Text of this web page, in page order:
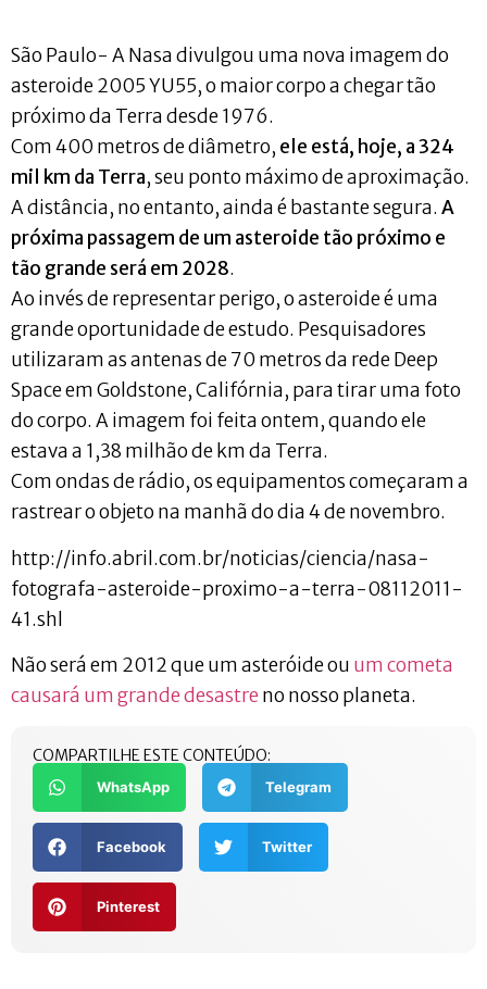
São Paulo- A Nasa divulgou uma nova imagem do
asteroide 2005 YU55, o maior corpo a chegar tão
próximo da Terra desde 1976.
Com 400 metros de diâmetro, ele está, hoje, a 324
mil km da Terra, seu ponto máximo de aproximação.
A distância, no entanto, ainda é bastante segura. A
próxima passagem de um asteroide tão próximo e
tão grande será em 2028.
Ao invés de representar perigo, o asteroide é uma
grande oportunidade de estudo. Pesquisadores
utilizaram as antenas de 70 metros da rede Deep
Space em Goldstone, Califórnia, para tirar uma foto
do corpo. A imagem foi feita ontem, quando ele
estava a 1,38 milhão de km da Terra.
Com ondas de rádio, os equipamentos começaram a
rastrear o objeto na manhã do dia 4 de novembro.
http://info.abril.com.br/noticias/ciencia/nasa-
fotografa-asteroide-proximo-a-terra-08112011-
41.shl
Não será em 2012 que um asteróide ou um cometa
causará um grande desastre no nosso planeta.
COMPARTILHE ESTE CONTEÚDO:
WhatsApp Telegram
Facebook Twitter
Pinterest